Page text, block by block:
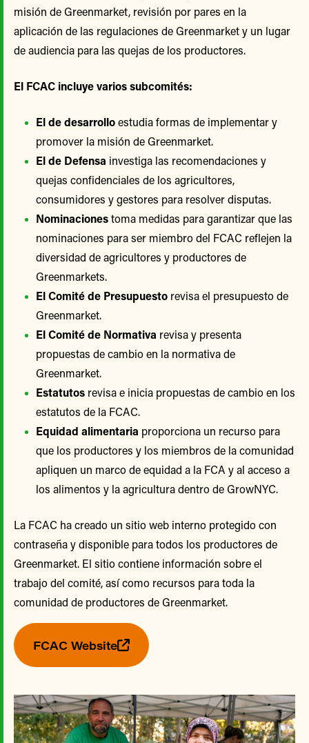
misión de Greenmarket, revisión por pares en la
aplicación de las regulaciones de Greenmarket y un lugar
de audiencia para las quejas de los productores.
El FCAC incluye varios subcomités:
El de desarrolloestudia formas de implementar y
promover la misión de Greenmarket.
El de Defensa investiga las recomendaciones y
quejas confidenciales de los agricultores,
consumidores y gestores para resolver disputas.
Nominacionestoma medidas para garantizar que las
nominaciones para ser miembro del FCAC reflejen la
diversidad de agricultores y productores de
Greenmarkets.
El Comité de Presupuesto revisa el presupuesto de
Greenmarket.
El Comité de Normativa revisa y presenta
propuestas de cambio en la normativa de
Greenmarket.
Estatutos revisa e inicia propuestas de cambio en los
estatutos de la FCAC.
Equidad alimentaria proporciona un recurso para
que los productores y los miembros de la comunidad
apliquen un marco de equidad a la FCA y al acceso a
los alimentos y la agricultura dentro de GrowNYC.
La FCAC ha creado un sitio web interno protegido con
contraseña y disponible para todos los productores de
Greenmarket. El sitio contiene información sobre el
trabajo del comité, así como recursos para toda la
comunidad de productores de Greenmarket.
FCAC Website